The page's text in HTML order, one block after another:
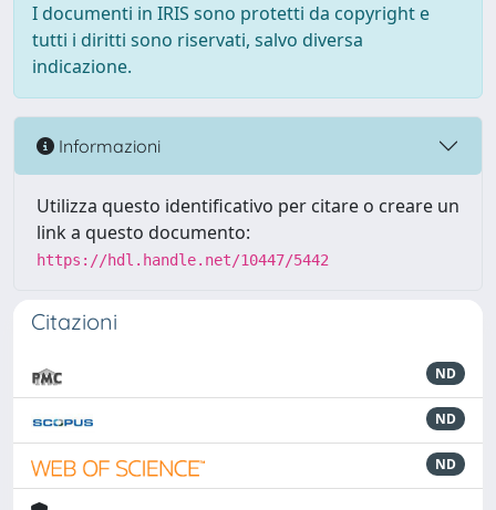
I documenti in IRIS sono protetti da copyright e
tutti i diritti sono riservati, salvo diversa
indicazione.
Informazioni
Utilizza questo identificativo per citare o creare un
link a questo documento:
https://hdl.handle.net/10447/5442
Citazioni
ND
ND
ND